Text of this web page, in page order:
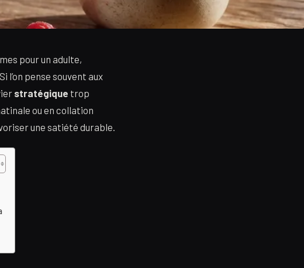
pour un adulte,
pense souvent aux
stratégique trop
ou en collation
une satiété durable.